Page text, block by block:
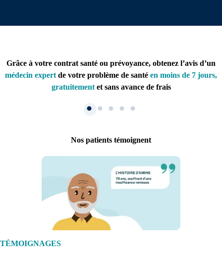
Grâce à votre contrat santé ou prévoyance, obtenez l’avis d’un
médecin expert de votre problème de santé en moins de 7 jours,
gratuitementet sans avance de frais
1. Inscription
Nos patients témoignent
TÉMOIGNAGES